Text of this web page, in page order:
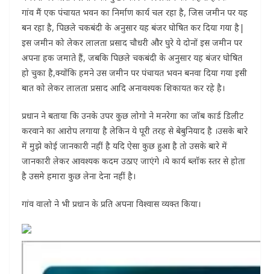
गांव मैं एक पंचायत भवन का निर्माण कार्य चल रहा है, जिस जमीन पर यह
बन रहा है, पिछले चकबंदी के अनुसार यह बंजर घोषित कर दिया गया है|
इस जमीन को लेकर लालता प्रसाद चौधरी और घुरे ये दोनों इस जमीन पर
अपना हक जमाते हैं, जबकि पिछले चकबंदी के अनुसार यह बंजर घोषित
हो चुका है,क्योंकि हमने उस जमीन पर पंचायत भवन बनवा दिया गया इसी
बात को लेकर लालता प्रसाद आदि अनावश्यक शिकायत कर रहे है।
प्रधान ने बताया कि उनके उपर कुछ लोगो ने मनरेगा का जॉब कार्ड डिलीट
करवाने का आरोप लगाया है लेकिन ये पूरी तरह से बेबुनियाद है ।उसके बारे
में मुझे कोई जानकारी नहीं है यदि ऐसा कुछ हुआ है तो उसके बारे में
जानकारी लेकर आवश्यक कदम उठाए जाएंगे ।ये कार्य ब्लॉक स्तर से होता
है उसमे हमारा कुछ लेना देना नहीं है।
गांव वालो ने भी प्रधान के प्रति अपना विश्वास व्यक्त किया।